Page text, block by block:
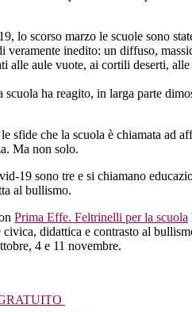
lo scorso marzo le scuole sono
veramente inedito: un diffuso,
alle aule vuote, ai cortili deserti,
ha reagito, in larga parte
sfide che la scuola è chiamata ad
Ma non solo.
19 sono tre e si chiamano
al bullismo.
Prima Effe. Feltrinelli per la scuola
didattica e contrasto al
4 e 11 novembre.